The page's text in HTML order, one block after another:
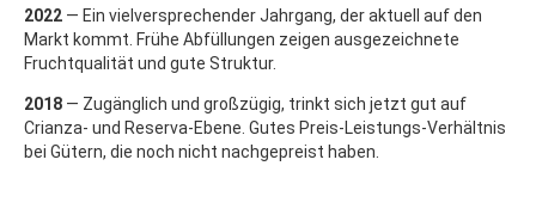
2022 — Ein vielversprechender Jahrgang, der aktuell auf den
Markt kommt. Frühe Abfüllungen zeigen ausgezeichnete
Fruchtqualität und gute Struktur.
2018 — Zugänglich und großzügig, trinkt sich jetzt gut auf
Crianza- und Reserva-Ebene. Gutes Preis-Leistungs-Verhältnis
bei Gütern, die noch nicht nachgepreist haben.